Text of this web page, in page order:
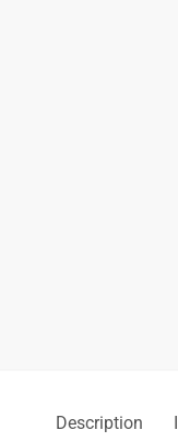
Description